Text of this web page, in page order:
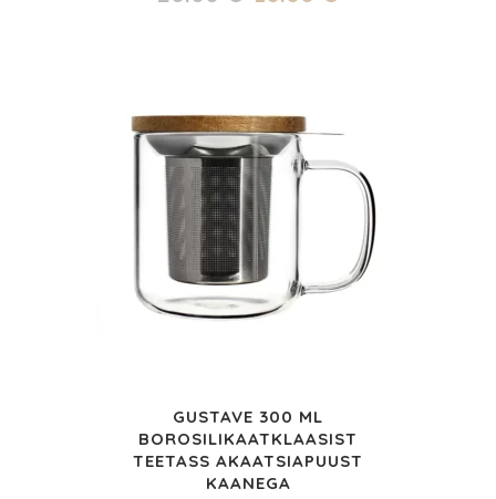
20.00 €.
GUSTAVE 300 ML
BOROSILIKAATKLAASIST
TEETASS AKAATSIAPUUST
KAANEGA